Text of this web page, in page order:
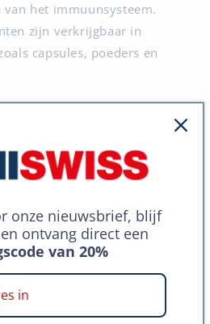
het immuunsysteem.
zijn verkrijgbaar in
capsules, poeders en
zo helpen om cellen te
vitamine C, vitamine E,
Ze kunnen nuttig zijn voor
van antioxidanten willen
gezondheid en het welzijn te
onze nieuwsbrief, blijf
ontvang direct een
van 20%